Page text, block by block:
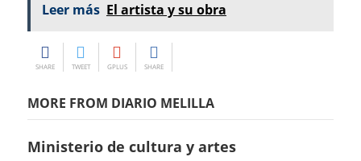
Leer más El artista y su obra
SHARE TWEET GPLUS SHARE
MORE FROM DIARIO MELILLA
Ministerio de cultura y artes